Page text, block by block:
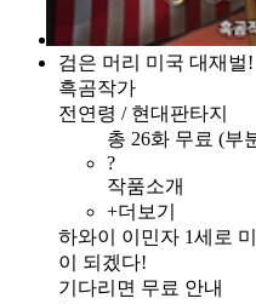
검은 머리 미국 대재벌!
흑곰작가
전연령 / 현대판타지
총 26화 무료 (부
?
작품소개
+더보기
하와이 이민자 1세로
이 되겠다!
기다리면 무료 안내